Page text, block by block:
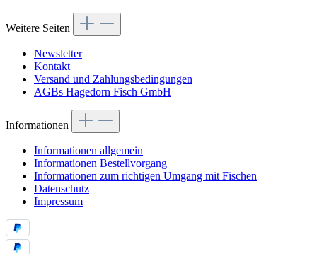
Weitere Seiten
Newsletter
Kontakt
Versand und Zahlungsbedingungen
AGBs Hagedorn Fisch GmbH
Informationen
Informationen allgemein
Informationen Bestellvorgang
Informationen zum richtigen Umgang mit Fischen
Datenschutz
Impressum